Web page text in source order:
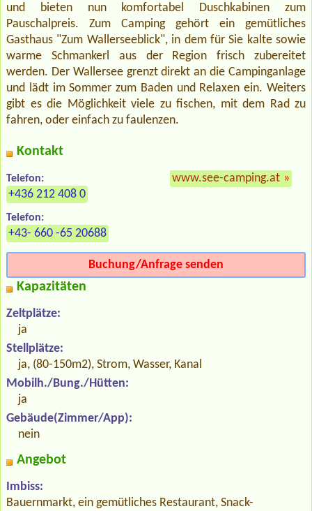
und bieten nun komfortabel Duschkabinen zum
Pauschalpreis. Zum Camping gehört ein gemütliches
Gasthaus "Zum Wallerseeblick", in dem für Sie kalte sowie
warme Schmankerl aus der Region frisch zubereitet
werden. Der Wallersee grenzt direkt an die Campinganlage
und lädt im Sommer zum Baden und Relaxen ein. Weiters
gibt es die Möglichkeit viele zu fischen, mit dem Rad zu
fahren, oder einfach zu faulenzen.
Kontakt
Telefon:
+436 212 408 0
Telefon:
+43- 660 -65 20688
www.see-camping.at »
Buchung/Anfrage senden
Kapazitäten
Zeltplätze:
ja
Stellplätze:
ja, (80-150m2), Strom, Wasser, Kanal
Mobilh./Bung./Hütten:
ja
Gebäude(Zimmer/App):
nein
Angebot
Imbiss:
Bauernmarkt, ein gemütliches Restaurant, Snack-